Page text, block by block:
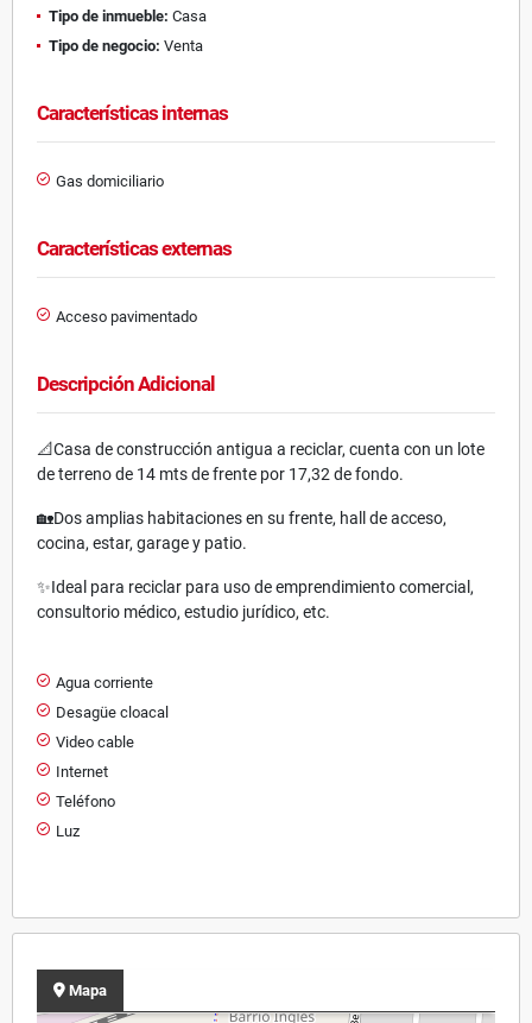
Tipo de inmueble: Casa
Tipo de negocio: Venta
Características internas
Gas domiciliario
Características externas
Acceso pavimentado
Descripción Adicional
📐Casa de construcción antigua a reciclar, cuenta con un lote
de terreno de 14 mts de frente por 17,32 de fondo.
🏡Dos amplias habitaciones en su frente, hall de acceso,
cocina, estar, garage y patio.
✨Ideal para reciclar para uso de emprendimiento comercial,
consultorio médico, estudio jurídico, etc.
Agua corriente
Desagüe cloacal
Video cable
Internet
Teléfono
Luz
Mapa